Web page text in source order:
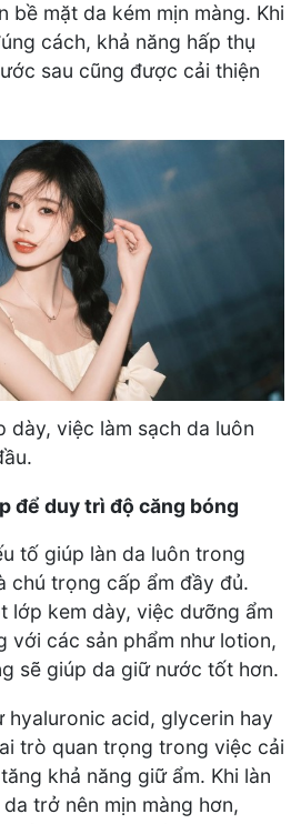
bề mặt da kém mịn màng. Khi
cách, khả năng hấp thụ
sau cũng được cải thiện
dày, việc làm sạch da luôn
để duy trì độ căng bóng
tố giúp làn da luôn trong
chú trọng cấp ẩm đầy đủ.
lớp kem dày, việc dưỡng ẩm
với các sản phẩm như lotion,
sẽ giúp da giữ nước tốt hơn.
hyaluronic acid, glycerin hay
trò quan trọng trong việc cải
khả năng giữ ẩm. Khi làn
trở nên mịn màng hơn,